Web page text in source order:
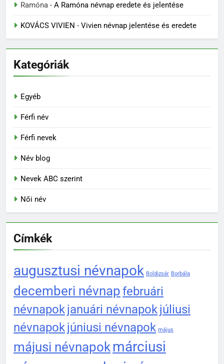
Ramóna - A Ramóna névnap eredete és jelentése
KOVÁCS VIVIEN - Vivien névnap jelentése és eredete
Kategóriák
Egyéb
Férfi név
Férfi nevek
Név blog
Nevek ABC szerint
Női név
Címkék
augusztusi névnapok Boldizsár Borbála
decemberi névnapfebruári
névnapokjanuári névnapokjúliusi
névnapokjúniusi névnapok május
májusi névnapokmárciusi